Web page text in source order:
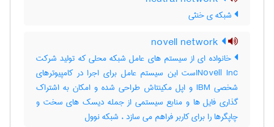
شبکه ی خنثی
خانواده ای از سیستم های عامل شبکه محلی که تولید شرکت
Novell Incاست این سیستم عامل برای اجرا در کامپیوترهای
شخصی IBM و اپل مکینتاش طراحی شده و امکان به اشتراک
گذاری فایل ها و منابع سیستمی از جمله دیسک های سخت و
چاپگرها را برای کاربر فراهم می سازد ، شبکه نوول